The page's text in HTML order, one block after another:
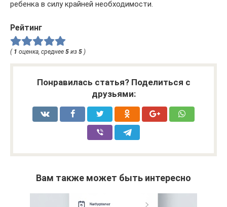
ребенка в силу крайней необходимости.
Рейтинг
( 1 оценка, среднее 5 из 5 )
Понравилась статья? Поделиться с
друзьями:
Вам также может быть интересно